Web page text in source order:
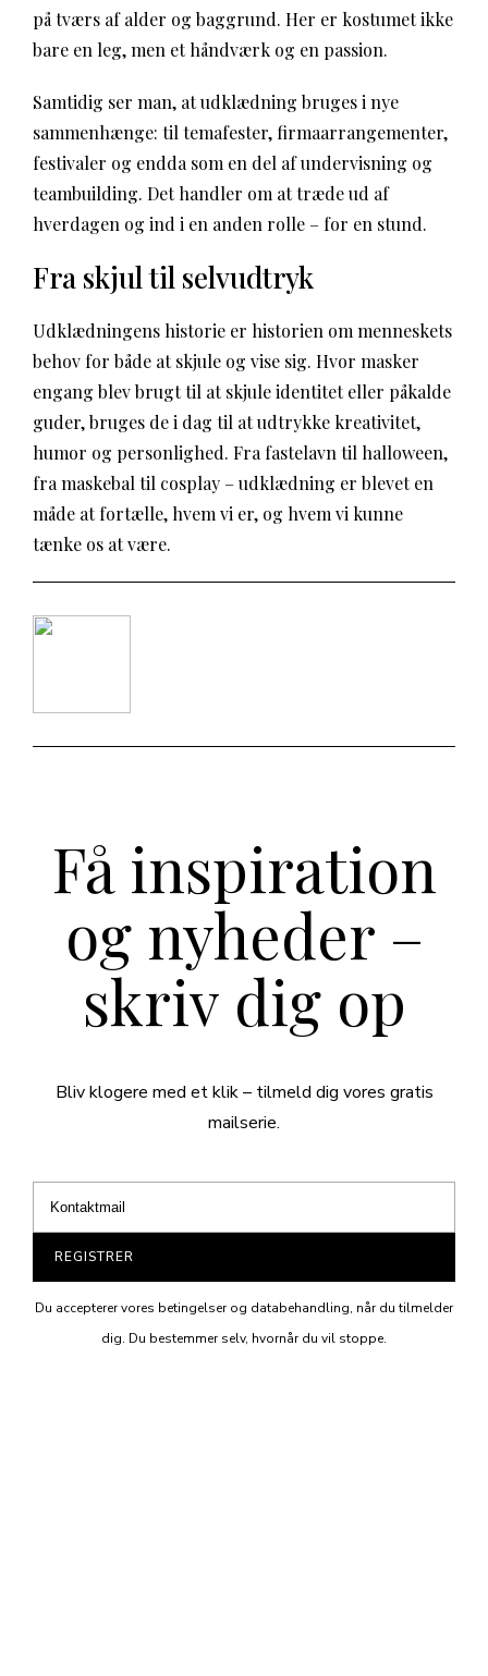
på tværs af alder og baggrund. Her er kostumet ikke
bare en leg, men et håndværk og en passion.
Samtidig ser man, at udklædning bruges i nye
sammenhænge: til temafester, firmaarrangementer,
festivaler og endda som en del af undervisning og
teambuilding. Det handler om at træde ud af
hverdagen og ind i en anden rolle – for en stund.
Fra skjul til selvudtryk
Udklædningens historie er historien om menneskets
behov for både at skjule og vise sig. Hvor masker
engang blev brugt til at skjule identitet eller påkalde
guder, bruges de i dag til at udtrykke kreativitet,
humor og personlighed. Fra fastelavn til halloween,
fra maskebal til cosplay – udklædning er blevet en
måde at fortælle, hvem vi er, og hvem vi kunne
tænke os at være.
Få inspiration
og nyheder –
skriv dig op
Bliv klogere med et klik – tilmeld dig vores gratis
mailserie.
REGISTRER
Du accepterer vores betingelser og databehandling, når du tilmelder
dig. Du bestemmer selv, hvornår du vil stoppe.